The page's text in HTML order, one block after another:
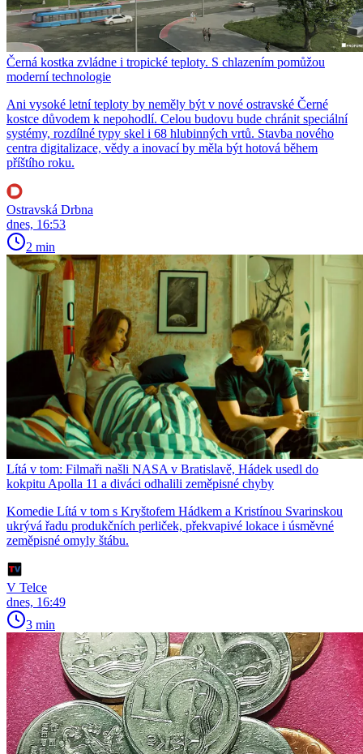
Černá kostka zvládne i tropické teploty. S chlazením pomůžou
moderní technologie
Ani vysoké letní teploty by neměly být v nové ostravské Černé
kostce důvodem k nepohodlí. Celou budovu bude chránit speciální
systémy, rozdílné typy skel i 68 hlubinných vrtů. Stavba nového
centra digitalizace, vědy a inovací by měla být hotová během
příštího roku.
Ostravská Drbna
dnes, 16:53
2 min
Lítá v tom: Filmaři našli NASA v Bratislavě, Hádek usedl do
kokpitu Apolla 11 a diváci odhalili zeměpisné chyby
Komedie Lítá v tom s Kryštofem Hádkem a Kristínou Svarinskou
ukrývá řadu produkčních perliček, překvapivé lokace i úsměvné
zeměpisné omyly štábu.
V Telce
dnes, 16:49
3 min